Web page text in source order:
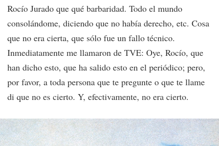
Rocío Jurado que qué barbaridad. Todo el mundo
consolándome, diciendo que no había derecho, etc. Cosa
que no era cierta, que sólo fue un fallo técnico.
Inmediatamente me llamaron de TVE: Oye, Rocío, que
han dicho esto, que ha salido esto en el periódico; pero,
por favor, a toda persona que te pregunte o que te llame
di que no es cierto. Y, efectivamente, no era cierto.